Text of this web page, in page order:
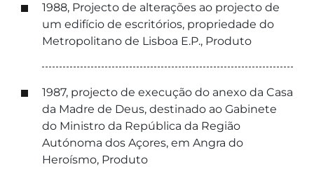
1988, Projecto de alterações ao projecto de
um edifício de escritórios, propriedade do
Metropolitano de Lisboa E.P., Produto
1987, projecto de execução do anexo da Casa
da Madre de Deus, destinado ao Gabinete
do Ministro da República da Região
Autónoma dos Açores, em Angra do
Heroísmo, Produto